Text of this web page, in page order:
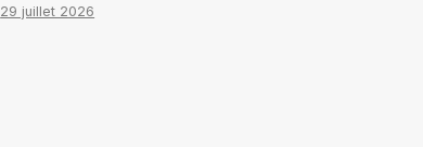
29 juillet 2026